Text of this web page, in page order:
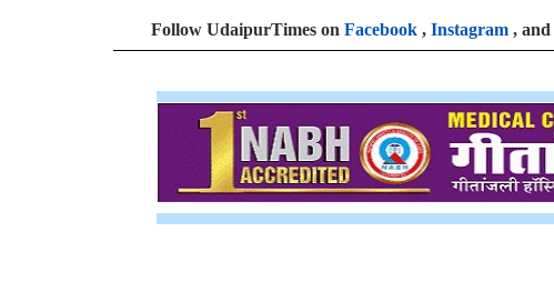
Follow UdaipurTimes on Facebook , Instagram , and